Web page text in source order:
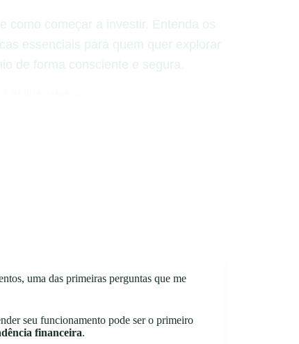
como começar a investir. Entenda os
essenciais para quem quer explorar
de forma consciente e segura.
uma das primeiras perguntas que me
seu funcionamento pode ser o primeiro
financeira.